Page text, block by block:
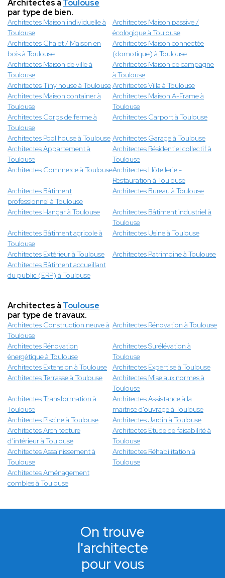
Architectes à Toulouse
par type de bien.
Architectes Maison individuelle à
Toulouse
Architectes Maison passive /
écologique à Toulouse
Architectes Chalet / Maison en
bois à Toulouse
Architectes Maison connectée
(domotique) à Toulouse
Architectes Maison de ville à
Toulouse
Architectes Maison de campagne
à Toulouse
Architectes Tiny house à ToulouseArchitectes Villa à Toulouse
Architectes Maison container à
Toulouse
Architectes Maison A-Frame à
Toulouse
Architectes Corps de ferme à
Toulouse
Architectes Carport à Toulouse
Architectes Pool house à Toulouse Architectes Garage à Toulouse
Architectes Appartement à
Toulouse
Architectes Résidentiel collectif à
Toulouse
Architectes Commerce à ToulouseArchitectes Hôtellerie -
Restauration à Toulouse
Architectes Bâtiment
professionnel à Toulouse
Architectes Bureau à Toulouse
Architectes Hangar à Toulouse
Architectes Bâtiment industriel à
Toulouse
Architectes Bâtiment agricole à
Toulouse
Architectes Usine à Toulouse
Architectes Extérieur à Toulouse
Architectes Patrimoine à Toulouse
Architectes Bâtiment accueillant
du public (ERP) à Toulouse
Architectes à Toulouse
par type de travaux.
Architectes Construction neuve à
Toulouse
Architectes Rénovation à Toulouse
Architectes Rénovation
énergétique à Toulouse
Architectes Surélévation à
Toulouse
Architectes Extension à Toulouse
Architectes Expertise à Toulouse
Architectes Terrasse à Toulouse
Architectes Mise aux normes à
Toulouse
Architectes Transformation à
Toulouse
Architectes Assistance à la
maitrise d'ouvrage à Toulouse
Architectes Piscine à Toulouse
Architectes Jardin à Toulouse
Architectes Architecture
d’intérieur à Toulouse
Architectes Étude de faisabilité à
Toulouse
Architectes Assainissement à
Toulouse
Architectes Réhabilitation à
Toulouse
Architectes Aménagement
combles à Toulouse
On trouve
l'architecte
pour vous